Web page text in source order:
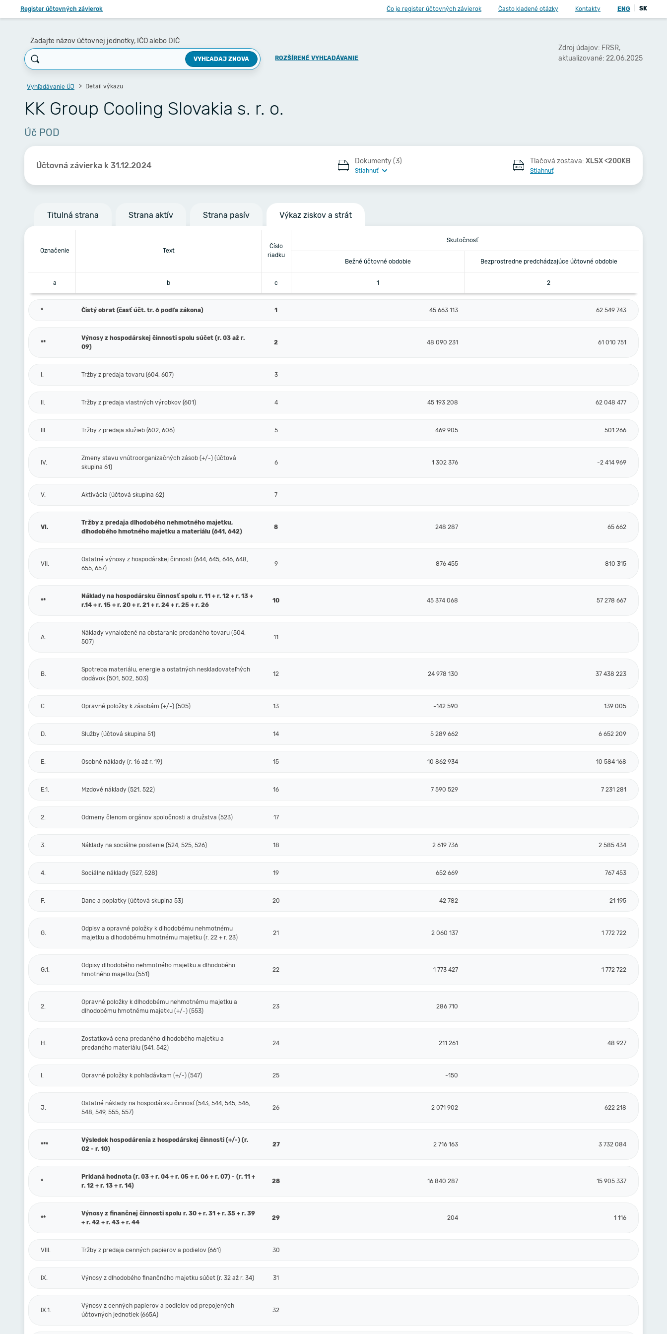
Register účtovných závierok Čo je register účtovných závierok Často kladené otázky Kontakty ENG SK
Zadajte názov účtovnej jednotky, IČO alebo DIČ
VYHĽADAJ ZNOVA ROZŠÍRENÉ VYHĽADÁVANIE
Zdroj údajov: FRSR,
aktualizované: 22.06.2025
Vyhľadávanie ÚJ Detail výkazu
KK Group Cooling Slovakia s. r. o.
Úč POD
Účtovná závierka k 31.12.2024 Dokumenty (3)
Stiahnuť
Tlačová zostava: XLSX <200KB
Stiahnuť
Titulná strana Strana aktív Strana pasív Výkaz ziskov a strát
Označenie Text
Číslo
riadku
Skutočnosť
Bežné účtovné obdobie Bezprostredne predchádzajúce účtovné obdobie
a b c 1 2
* Čistý obrat (časť účt. tr. 6 podľa zákona) 1 45 663 113 62 549 743
**
Výnosy z hospodárskej činnosti spolu súčet (r. 03 až r.
09)
2 48 090 231 61 010 751
I. Tržby z predaja tovaru (604, 607) 3
II. Tržby z predaja vlastných výrobkov (601) 4 45 193 208 62 048 477
III. Tržby z predaja služieb (602, 606) 5 469 905 501 266
IV.
Zmeny stavu vnútroorganizačných zásob (+/-) (účtová
skupina 61)
6 1 302 376 -2 414 969
V. Aktivácia (účtová skupina 62) 7
VI.
Tržby z predaja dlhodobého nehmotného majetku,
dlhodobého hmotného majetku a materiálu (641, 642)
8 248 287 65 662
VII.
Ostatné výnosy z hospodárskej činnosti (644, 645, 646, 648,
655, 657)
9 876 455 810 315
**
Náklady na hospodársku činnosť spolu r. 11 + r. 12 + r. 13 +
r.14 + r. 15 + r. 20 + r. 21 + r. 24 + r. 25 + r. 26
10 45 374 068 57 278 667
A.
Náklady vynaložené na obstaranie predaného tovaru (504,
507)
11
B.
Spotreba materiálu, energie a ostatných neskladovateľných
dodávok (501, 502, 503)
12 24 978 130 37 438 223
C Opravné položky k zásobám (+/-) (505) 13 -142 590 139 005
D. Služby (účtová skupina 51) 14 5 289 662 6 652 209
E. Osobné náklady (r. 16 až r. 19) 15 10 862 934 10 584 168
E.1. Mzdové náklady (521, 522) 16 7 590 529 7 231 281
2. Odmeny členom orgánov spoločnosti a družstva (523) 17
3. Náklady na sociálne poistenie (524, 525, 526) 18 2 619 736 2 585 434
4. Sociálne náklady (527, 528) 19 652 669 767 453
F. Dane a poplatky (účtová skupina 53) 20 42 782 21 195
G.
Odpisy a opravné položky k dlhodobému nehmotnému
majetku a dlhodobému hmotnému majetku (r. 22 + r. 23)
21 2 060 137 1 772 722
G.1.
Odpisy dlhodobého nehmotného majetku a dlhodobého
hmotného majetku (551)
22 1 773 427 1 772 722
2.
Opravné položky k dlhodobému nehmotnému majetku a
dlhodobému hmotnému majetku (+/-) (553)
23 286 710
H.
Zostatková cena predaného dlhodobého majetku a
predaného materiálu (541, 542)
24 211 261 48 927
I. Opravné položky k pohľadávkam (+/-) (547) 25 -150
J.
Ostatné náklady na hospodársku činnosť (543, 544, 545, 546,
548, 549, 555, 557)
26 2 071 902 622 218
***
Výsledok hospodárenia z hospodárskej činnosti (+/-) (r.
02 - r. 10)
27 2 716 163 3 732 084
*
Pridaná hodnota (r. 03 + r. 04 + r. 05 + r. 06 + r. 07) - (r. 11 +
r. 12 + r. 13 + r. 14)
28 16 840 287 15 905 337
**
Výnosy z finančnej činnosti spolu r. 30 + r. 31 + r. 35 + r. 39
+ r. 42 + r. 43 + r. 44
29 204 1 116
VIII. Tržby z predaja cenných papierov a podielov (661) 30
IX. Výnosy z dlhodobého finančného majetku súčet (r. 32 až r. 34) 31
IX.1.
Výnosy z cenných papierov a podielov od prepojených
účtovných jednotiek (665A)
32